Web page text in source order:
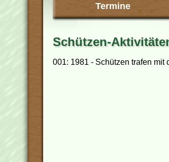
Termine
Schützen-
001: 1981 - Schützen trafen